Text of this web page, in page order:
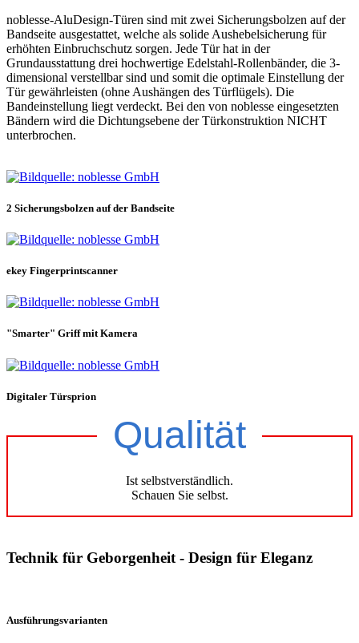
noblesse-AluDesign-Türen sind mit zwei Sicherungsbolzen auf der
Bandseite ausgestattet, welche als solide Aushebelsicherung für
erhöhten Einbruchschutz sorgen. Jede Tür hat in der
Grundausstattung drei hochwertige Edelstahl-Rollenbänder, die 3-
dimensional verstellbar sind und somit die optimale Einstellung der
Tür gewährleisten (ohne Aushängen des Türflügels). Die
Bandeinstellung liegt verdeckt. Bei den von noblesse eingesetzten
Bändern wird die Dichtungsebene der Türkonstruktion NICHT
unterbrochen.
2 Sicherungsbolzen auf der Bandseite
ekey Fingerprintscanner
"Smarter" Griff mit Kamera
Digitaler Türsprion
Qualität
Ist selbstverständlich.
Schauen Sie selbst.
Technik für Geborgenheit - Design für Eleganz
Ausführungsvarianten